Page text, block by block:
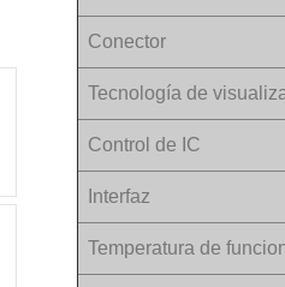
Conector
Tecnología de
Control de IC
Interfaz
Temperatura de